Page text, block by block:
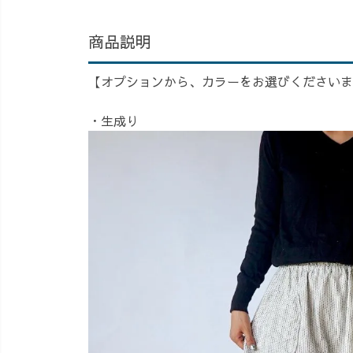
商品説明
【オプションから、カラーをお選びください
・生成り